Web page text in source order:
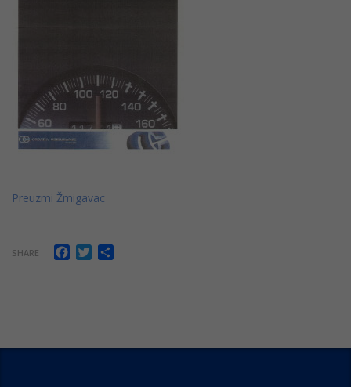
Preuzmi Žmigavac
SHARE Facebook
Twitter